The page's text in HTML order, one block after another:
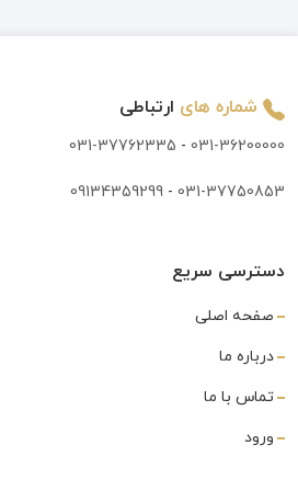
تبدیل
خمیر قلع
درب سیم
درب پشت
شماره های ارتباطی
031-36200000
-
031-37762335
031-37750853
-
09134359299
دسترسی سریع
صفحه اصلی
درباره ما
تماس با ما
ورود